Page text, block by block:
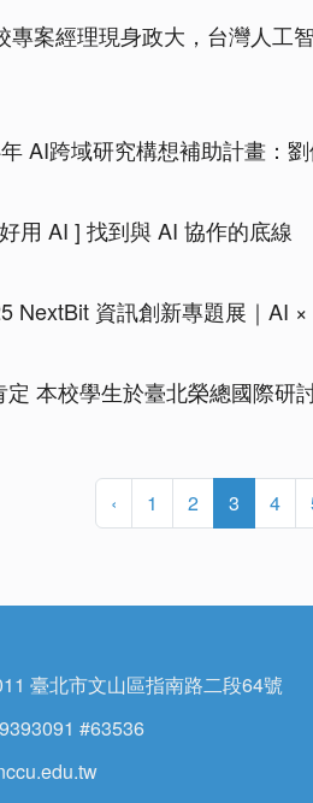
專案經理現身政大，台灣人工
年 AI跨域研究構想補助計畫：
用 AI ] 找到與 AI 協作的底線
NextBit 資訊創新專題展｜AI
本校學生於臺北榮總國際研
‹ 1 2 3 4
臺北市文山區指南路二段64號
#63536